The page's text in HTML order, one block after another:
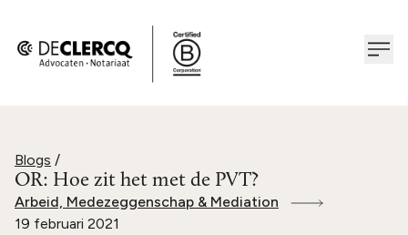
Blogs /
OR: Hoe zit het met de PVT?
Arbeid, Medezeggenschap & Mediation
19 februari 2021